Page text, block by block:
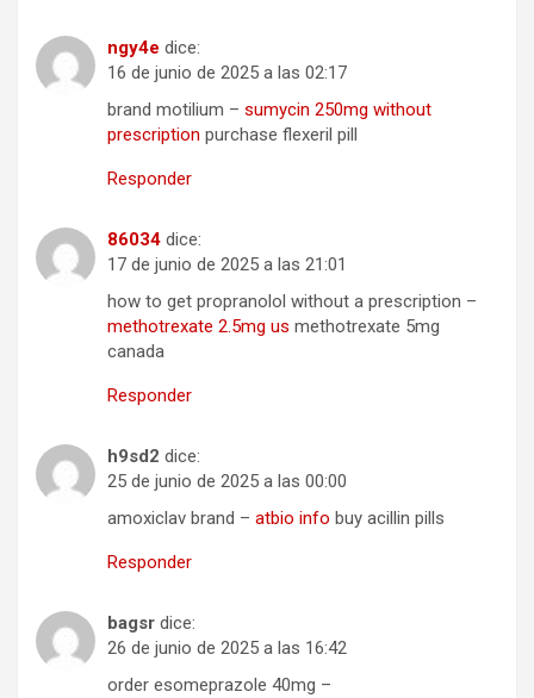
ngy4e dice:
16 de junio de 2025 a las 02:17
brand motilium – sumycin 250mg without
prescription purchase flexeril pill
Responder
86034 dice:
17 de junio de 2025 a las 21:01
how to get propranolol without a prescription –
methotrexate 2.5mg us methotrexate 5mg
canada
Responder
h9sd2 dice:
25 de junio de 2025 a las 00:00
amoxiclav brand – atbio info buy acillin pills
Responder
bagsr dice:
26 de junio de 2025 a las 16:42
order esomeprazole 40mg –